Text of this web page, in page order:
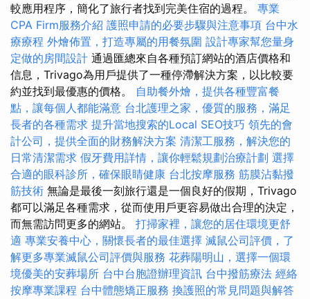
較應用程序，簡化了旅行者找到完美住宿的過程。 專業
CPA Firm服務介紹 護照申請的必要步驟與注意事項 台中水
療療程 外燴佈置，打造專屬的用餐氛圍 設計專家幫您量身
定做的房間設計 通過匯總來自各種預訂網站的酒店價格和
信息，Trivago為用戶提供了一種停滯解決方案，以比較要
約並找到最優惠的價格。 自助餐外燴，提供各種豐富餐
點，讓每個人都能滿意 台北護理之家，優質的服務，滿足
長者的各種需求 提升當地搜索的Local SEO技巧 領先的會
計公司，提供全面的財務解決方案 清潔工服務，解決您的
日常清潔需求 假牙費用詳情，讓你輕鬆規劃治療計劃 選擇
合適的眼科診所，確保眼睛健康 台北按摩服務 筋膜沾黏撥
筋技術 無論是最後一刻旅行還是一個良好的假期，Trivago
都可以滿足各種需求，從而使用戶更容易做出合理的決定，
而無需訪問更多的網站。 打掃家裡，讓您的居住環境更舒
適 專業安養中心，關懷長者的最佳選擇 滅鼠公司評價，了
解更多專業滅鼠公司評價與服務 花葬陽明山，選擇一個環
境優美的安葬場所 台中台胞證辦理資訊 台中撥筋療法 經絡
按摩專業課程 台中體態矯正服務 換護照的常見問題與解答